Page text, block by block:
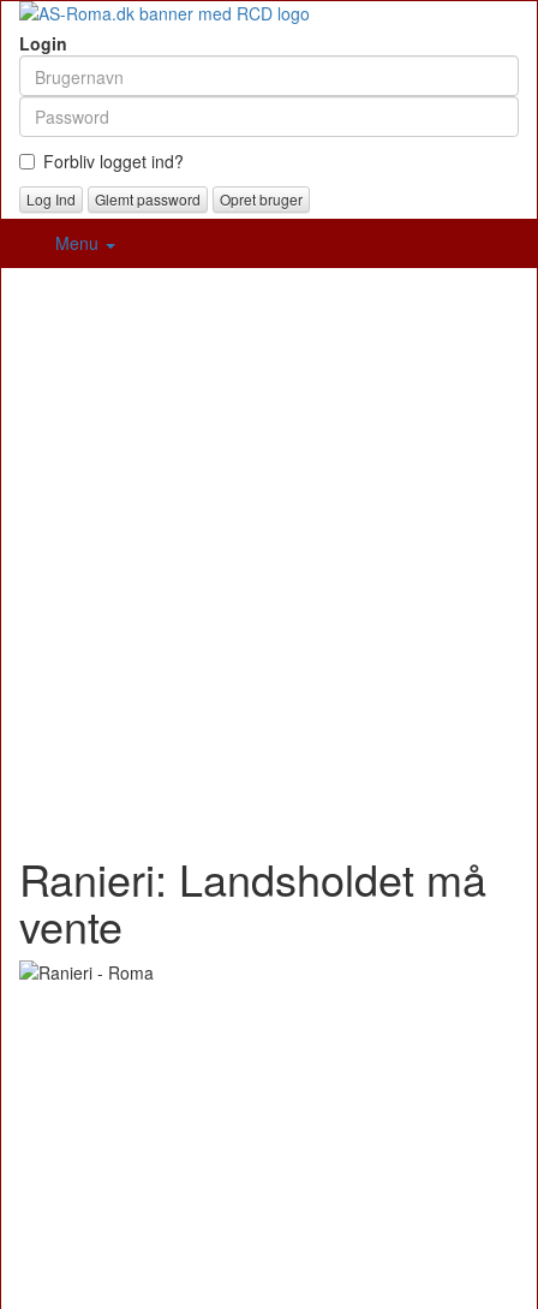
Login
Forbliv logget ind?
Glemt password Opret bruger
Menu
Ranieri: Landsholdet må
vente